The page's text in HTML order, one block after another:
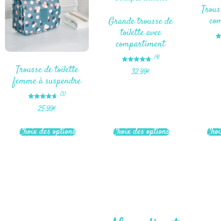
Trousse de toilette
femme à suspendre
Note
4.67
(3)
25.99€
Choix des options
Grande trousse de
toilette avec
compartiment
Note
4.75
(4)
32.99€
Choix des options